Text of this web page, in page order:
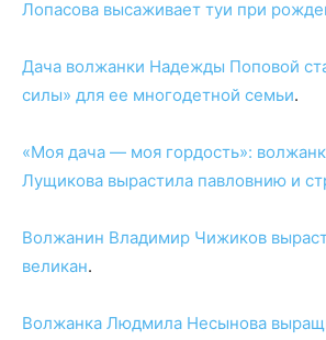
Лопасова высаживает туи при
Дача волжанки Надежды Поповой
силы» для ее многодетной семьи.
«Моя дача — моя гордость»:
Лущикова вырастила павловнию и
Волжанин Владимир Чижиков
великан.
Волжанка Людмила Несынова